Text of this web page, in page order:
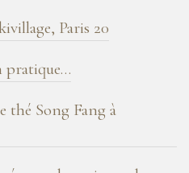
Paris 20
pratique…
thé Song Fang à